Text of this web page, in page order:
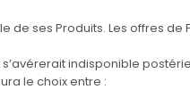
de ses Produits. Les offres
indisponible
le choix entre :